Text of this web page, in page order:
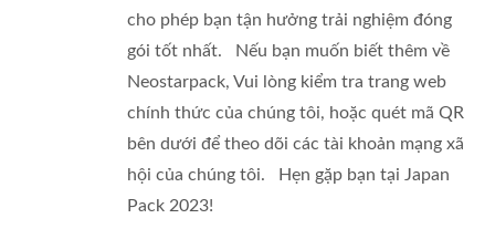
cho phép bạn tận hưởng trải nghiệm đóng
gói tốt nhất. Nếu bạn muốn biết thêm về
Neostarpack, Vui lòng kiểm tra trang web
chính thức của chúng tôi, hoặc quét mã QR
bên dưới để theo dõi các tài khoản mạng xã
hội của chúng tôi. Hẹn gặp bạn tại Japan
Pack 2023!